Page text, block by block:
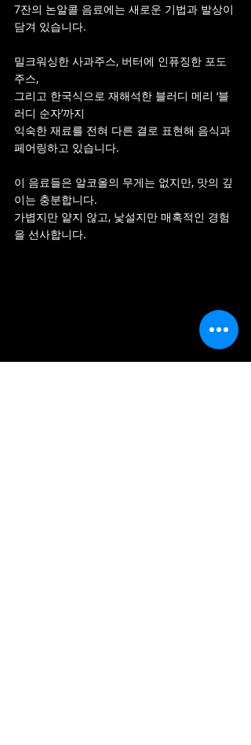
7잔의 논알콜 음료에는 새로운 기법과 발상이
담겨 있습니다.
밀크워싱한 사과주스, 버터에 인퓨징한 포도
주스,
그리고 한국식으로 재해석한 블러디 메리 ‘블
러디 순자’까지
익숙한 재료를 전혀 다른 결로 표현해 음식과
페어링하고 있습니다.
이 음료들은 알코올의 무게는 없지만, 맛의 깊
이는 충분합니다.
가볍지만 얕지 않고, 낯설지만 매혹적인 경험
을 선사합니다.